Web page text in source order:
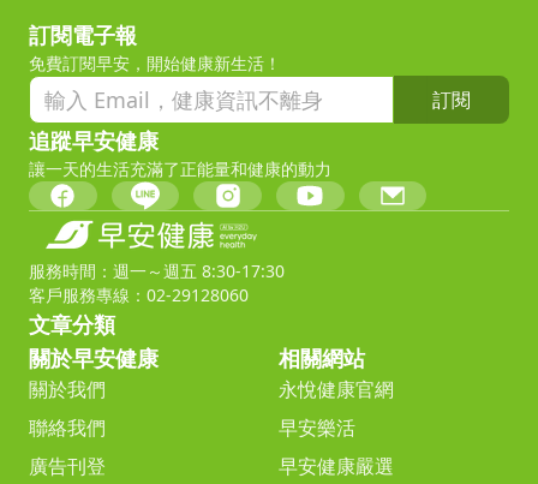
訂閱電子報
免費訂閱早安，開始健康新生活！
訂閱
追蹤早安健康
讓一天的生活充滿了正能量和健康的動力
服務時間：週一～週五 8:30-17:30
客戶服務專線：02-29128060
文章分類
關於早安健康
關於我們
聯絡我們
廣告刊登
相關網站
永悅健康官網
早安樂活
早安健康嚴選